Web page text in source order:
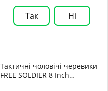
Так Ні
Тактичні чоловічі черевики
FREE SOLDIER 8 Inch